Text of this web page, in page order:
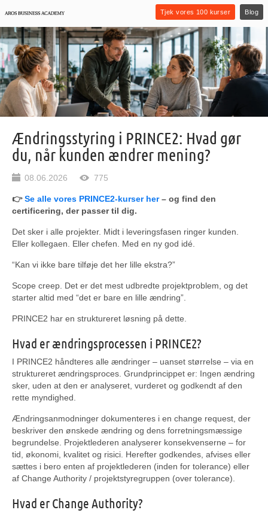
Tjek vores 100 kurser Blog
Ændringsstyring i PRINCE2: Hvad gør
du, når kunden ændrer mening?
08.06.2026 775
👉Se alle vores PRINCE2-kurser her– og find den
certificering, der passer til dig.
Det sker i alle projekter. Midt i leveringsfasen ringer kunden.
Eller kollegaen. Eller chefen. Med en ny god idé.
“Kan vi ikke bare tilføje det her lille ekstra?”
Scope creep. Det er det mest udbredte projektproblem, og det
starter altid med “det er bare en lille ændring”.
PRINCE2 har en struktureret løsning på dette.
Hvad er ændringsprocessen i PRINCE2?
I PRINCE2 håndteres alle ændringer – uanset størrelse – via en
struktureret ændringsproces. Grundprincippet er: Ingen ændring
sker, uden at den er analyseret, vurderet og godkendt af den
rette myndighed.
Ændringsanmodninger dokumenteres i en change request, der
beskriver den ønskede ændring og dens forretningsmæssige
begrundelse. Projektlederen analyserer konsekvenserne – for
tid, økonomi, kvalitet og risici. Herefter godkendes, afvises eller
sættes i bero enten af projektlederen (inden for tolerance) eller
af Change Authority / projektstyregruppen (over tolerance).
Hvad er Change Authority?